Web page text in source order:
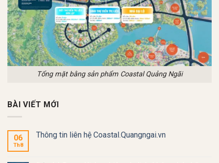
Tổng mặt bằng sản phẩm Coastal Quảng Ngãi
BÀI VIẾT MỚI
06
Th8
Thông tin liên hệ Coastal.Quangngai.vn